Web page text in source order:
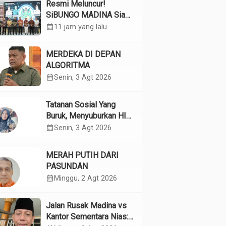
Resmi Meluncur!
SiBUNGO MADINA Siap
Optimalkan Pendapatan
calendar_month11 jam yang lalu
MERDEKA DI DEPAN
ALGORITMA
calendar_monthSenin, 3 Agt 2026
Tatanan Sosial Yang
Buruk, Menyuburkan HIV
Pada Remaja
calendar_monthSenin, 3 Agt 2026
MERAH PUTIH DARI
PASUNDAN
calendar_month Minggu, 2 Agt 2026
Jalan Rusak Madina vs
Kantor Sementara Nias: